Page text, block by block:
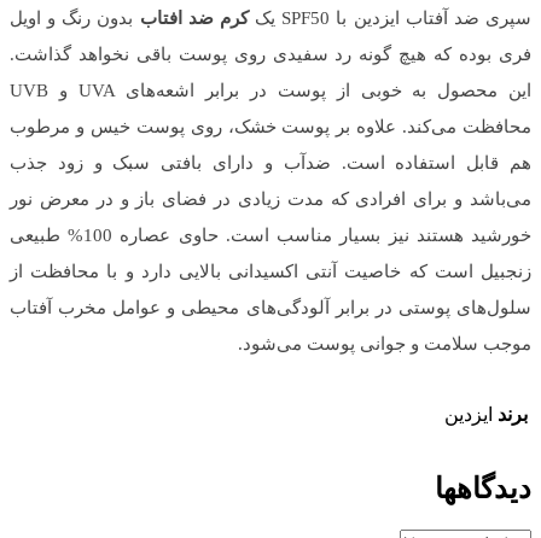
سپری ضد آفتاب ایزدین با SPF50 یک کرم ضد افتاب بدون رنگ و اویل
فری بوده که هیچ گونه رد سفیدی روی پوست باقی نخواهد گذاشت.
این محصول به خوبی از پوست در برابر اشعه‌های UVA و UVB
محافظت می‌کند. علاوه بر پوست خشک، روی پوست خیس و مرطوب
هم قابل استفاده است. ضدآب و دارای بافتی سبک و زود جذب
می‌باشد و برای افرادی که مدت زیادی در فضای باز و در معرض نور
خورشید هستند نیز بسیار مناسب است. حاوی عصاره 100% طبیعی
زنجبیل است که خاصیت آنتی اکسیدانی بالایی دارد و با محافظت از
سلول‌های پوستی در برابر آلودگی‌های محیطی و عوامل مخرب آفتاب
موجب سلامت و جوانی پوست می‌شود.
برند ایزدین
دیدگاهها